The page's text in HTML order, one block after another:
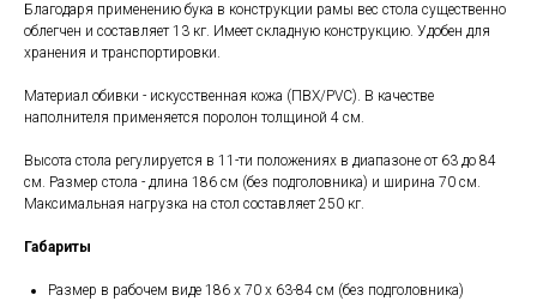
Благодаря применению бука в конструкции рамы вес стола существенно
облегчен и составляет 13 кг. Имеет складную конструкцию. Удобен для
хранения и транспортировки.
Материал обивки - искусственная кожа (ПВХ/PVC). В качестве
наполнителя применяется поролон толщиной 4 см.
Высота стола регулируется в 11-ти положениях в диапазоне от 63 до 84
см. Размер стола - длина 186 см (без подголовника) и ширина 70 см.
Максимальная нагрузка на стол составляет 250 кг.
Габариты
Размер в рабочем виде 186 х 70 х 63-84 см (без подголовника)